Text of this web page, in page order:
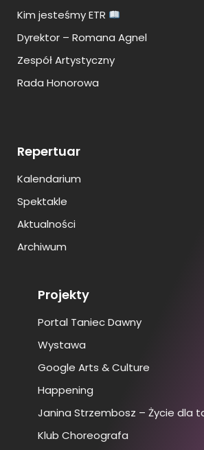
Kim jesteśmy ETR
Dyrektor – Romana Agnel
Zespół Artystyczny
Rada Honorowa
Repertuar
Kalendarium
Spektakle
Aktualności
Archiwum
Projekty
Portal Taniec Dawny
Wystawa
Google Arts & Culture
Happening
Janina Strzembosz – Życie dla
Klub Choreografa